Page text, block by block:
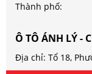
Thành phố:
Ô TÔ ÁNH LÝ -
Địa chỉ: Tổ 18,